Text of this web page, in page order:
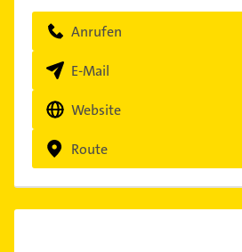
Anrufen
E-Mail
Website
Route